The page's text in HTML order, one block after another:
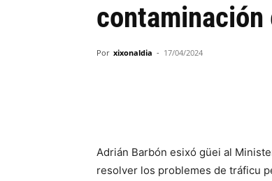
contaminación
Por xixonaldia - 17/04/2024
Adrián Barbón esixó güei al
resolver los problemes de tráficu